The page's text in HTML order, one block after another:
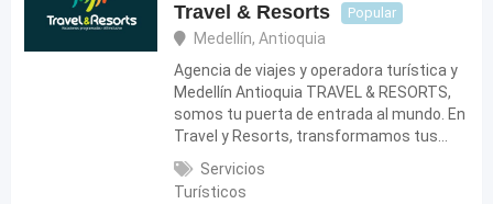
Travel & Resorts Popular
Medellín, Antioquia
Agencia de viajes y operadora turística y
Medellín Antioquia TRAVEL & RESORTS,
somos tu puerta de entrada al mundo. En
Travel y Resorts, transformamos tus…
Servicios
Turísticos